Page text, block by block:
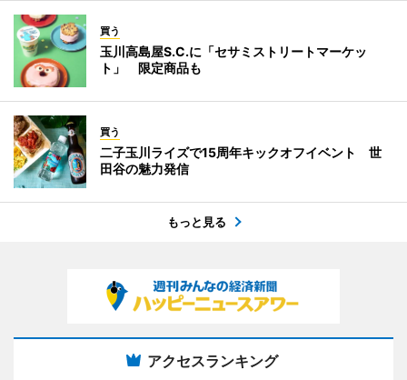
買う
玉川高島屋S.C.に「セサミストリートマーケッ
ト」 限定商品も
買う
二子玉川ライズで15周年キックオフイベント 世
田谷の魅力発信
もっと見る
アクセスランキング